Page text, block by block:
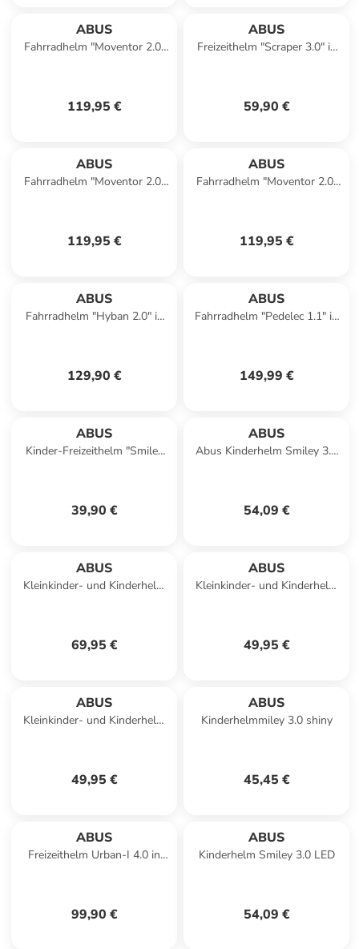
ABUS
Fahrradhelm "Moventor 2.0"
119,95 €
ABUS
Freizeithelm "Scraper 3.0" in
59,90 €
ABUS
Fahrradhelm "Moventor 2.0"
119,95 €
ABUS
Fahrradhelm "Moventor 2.0"
119,95 €
ABUS
Fahrradhelm "Hyban 2.0" in
129,90 €
ABUS
Fahrradhelm "Pedelec 1.1" in
149,99 €
ABUS
Kinder-Freizeithelm "Smiley
39,90 €
ABUS
Abus Kinderhelm Smiley 3.0
54,09 €
ABUS
Kleinkinder- und Kinderhelm
69,95 €
ABUS
Kleinkinder- und Kinderhelm
49,95 €
ABUS
Kleinkinder- und Kinderhelm
49,95 €
ABUS
Kinderhelmmiley 3.0 shiny
45,45 €
ABUS
Freizeithelm Urban-I 4.0 in
99,90 €
ABUS
Kinderhelm Smiley 3.0 LED
54,09 €